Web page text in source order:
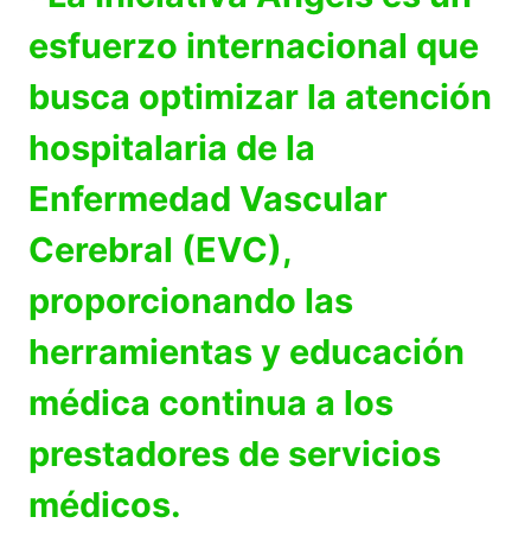
esfuerzo internacional que
busca optimizar la atención
hospitalaria de la
Enfermedad Vascular
Cerebral (EVC),
proporcionando las
herramientas y educación
médica continua a los
prestadores de servicios
médicos.